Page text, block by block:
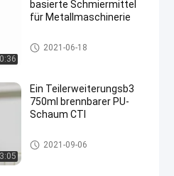
basierte Schmiermittel
für Metallmaschinerie
Industrielle Schmiermittel
2021-06-18
Ein Teilerweiterungsb3
750ml brennbarer PU-
Schaum CTI
PU-Schaum-Spray
2021-09-06